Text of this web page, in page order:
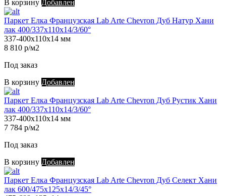
В корзину Добавлен
Паркет Елка Французская Lab Arte Chevron Дуб Натур Хани
лак 400/337х110х14/3/60°
337-400х110х14 мм
8 810 р/м2
Под заказ
В корзину Добавлен
Паркет Елка Французская Lab Arte Chevron Дуб Рустик Хани
лак 400/337х110х14/3/60°
337-400х110х14 мм
7 784 р/м2
Под заказ
В корзину Добавлен
Паркет Елка Французская Lab Arte Chevron Дуб Селект Хани
лак 600/475х125х14/3/45°